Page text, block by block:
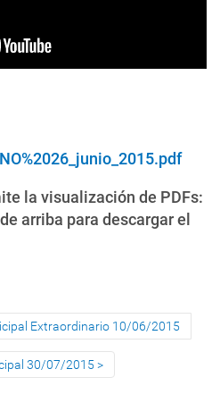
la visualización de PDFs:
arriba para descargar el
Extraordinario 10/06/2015
30/07/2015